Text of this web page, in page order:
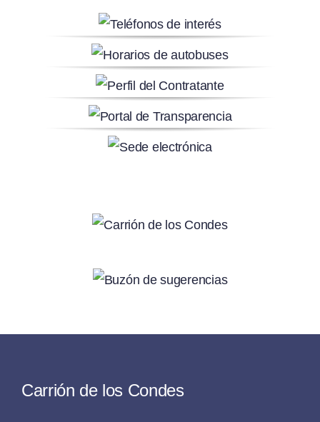
Carrión de los Condes